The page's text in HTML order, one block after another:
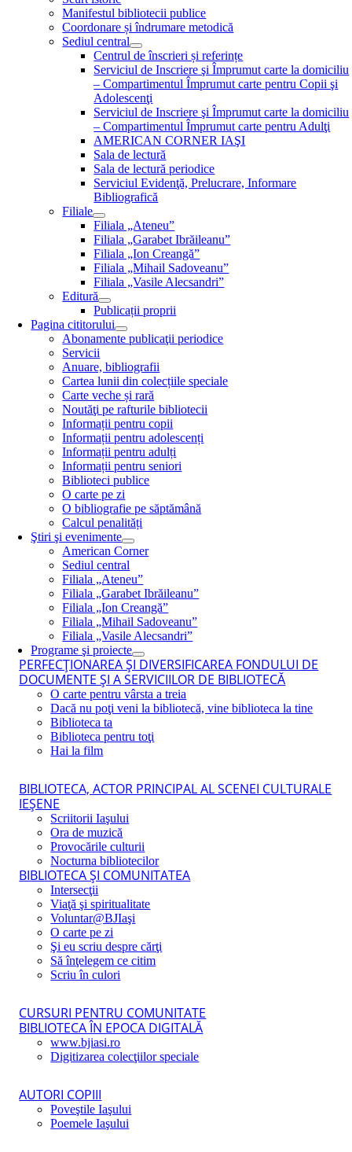
Manifestul bibliotecii publice
Coordonare și îndrumare metodică
Sediul central
Centrul de înscrieri și referințe
Serviciul de Inscriere şi Împrumut carte la domiciliu
– Compartimentul Împrumut carte pentru Copii şi
Adolescenţi
Serviciul de Inscriere şi Împrumut carte la domiciliu
– Compartimentul Împrumut carte pentru Adulţi
AMERICAN CORNER IAŞI
Sala de lectură
Sala de lectură periodice
Serviciul Evidenţă, Prelucrare, Informare
Bibliografică
Filiale
Filiala „Ateneu”
Filiala „Garabet Ibrăileanu”
Filiala „Ion Creangă”
Filiala „Mihail Sadoveanu”
Filiala „Vasile Alecsandri”
Editură
Publicații proprii
Pagina cititorului
Abonamente publicaţii periodice
Servicii
Anuare, bibliografii
Cartea lunii din colecțiile speciale
Carte veche și rară
Noutăţi pe rafturile bibliotecii
Informații pentru copii
Informații pentru adolescenți
Informații pentru adulți
Informații pentru seniori
Biblioteci publice
O carte pe zi
O bibliografie pe săptămână
Calcul penalități
Ştiri şi evenimente
American Corner
Sediul central
Filiala „Ateneu”
Filiala „Garabet Ibrăileanu”
Filiala „Ion Creangă”
Filiala „Mihail Sadoveanu”
Filiala „Vasile Alecsandri”
Programe şi proiecte
PERFECŢIONAREA ŞI DIVERSIFICAREA FONDULUI DE
DOCUMENTE ŞI A SERVICIILOR DE BIBLIOTECĂ
O carte pentru vârsta a treia
Dacă nu poţi veni la bibliotecă, vine biblioteca la tine
Biblioteca ta
Biblioteca pentru toţi
Hai la film
BIBLIOTECA, ACTOR PRINCIPAL AL SCENEI CULTURALE
IEŞENE
Scriitorii Iaşului
Ora de muzică
Provocările culturii
Nocturna bibliotecilor
BIBLIOTECA ŞI COMUNITATEA
Intersecţii
Viaţă şi spiritualitate
Voluntar@BJIaşi
O carte pe zi
Şi eu scriu despre cărţi
Să înţelegem ce citim
Scriu în culori
CURSURI PENTRU COMUNITATE
BIBLIOTECA ÎN EPOCA DIGITALĂ
www.bjiasi.ro
Digitizarea colecţiilor speciale
AUTORI COPIII
Poveştile Iaşului
Poemele Iaşului